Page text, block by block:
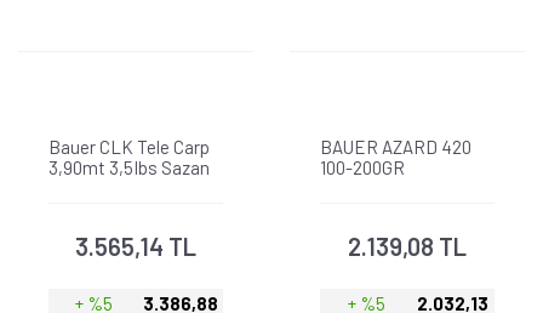
Bauer CLK Tele Carp
3,90mt 3,5Ibs Sazan
3.565,14 TL
+ %5
3.386,88
BAUER AZARD 420
100-200GR
2.139,08 TL
+ %5
2.032,13